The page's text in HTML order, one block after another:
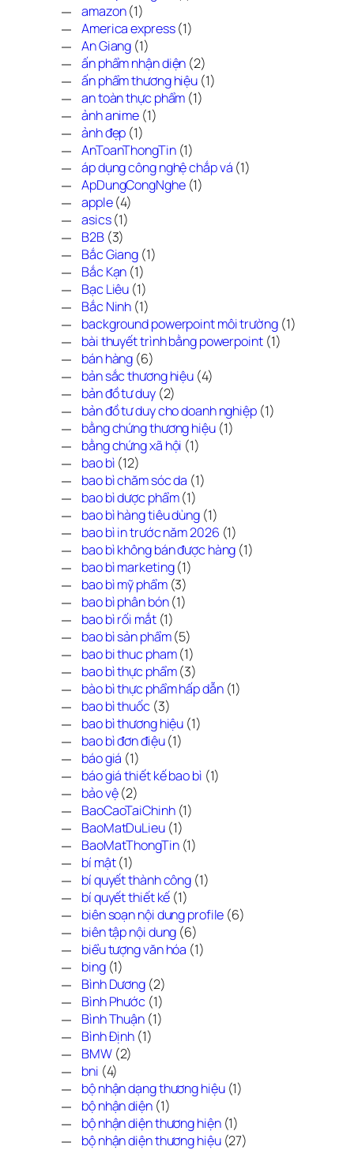
amazon(1)
America express(1)
An Giang (1)
ấn phẩm nhận diện (2)
ấn phẩm thương hiệu (1)
an toàn thực phẩm (1)
ảnh anime (1)
ảnh đẹp (1)
AnToanThongTin(1)
áp dụng công nghệ chắp vá (1)
ApDungCongNghe(1)
apple(4)
asics(1)
B2B(3)
Bắc Giang (1)
Bắc Kạn (1)
Bạc Liêu (1)
Bắc Ninh (1)
background powerpoint môi trường(1)
bài thuyết trình bằng powerpoint(1)
bán hàng (6)
bản sắc thương hiệu (4)
bản đồ tư duy(2)
bản đồ tư duy cho doanh nghiệp (1)
bằng chứng thương hiệu(1)
bằng chứng xã hội (1)
bao bì (12)
bao bì chăm sóc da (1)
bao bì dược phẩm(1)
bao bì hàng tiêu dùng(1)
bao bì in trước năm 2026 (1)
bao bì không bán được hàng (1)
bao bì marketing(1)
bao bì mỹ phẩm(3)
bao bì phân bón(1)
bao bì rối mắt(1)
bao bì sản phẩm(5)
bao bi thuc pham(1)
bao bì thực phẩm(3)
bào bì thực phẩm hấp dẫn(1)
bao bì thuốc (3)
bao bì thương hiệu (1)
bao bì đơn điệu(1)
báo giá (1)
báo giá thiết kế bao bì (1)
bảo vệ(2)
BaoCaoTaiChinh(1)
BaoMatDuLieu(1)
BaoMatThongTin(1)
bí mật(1)
bí quyết thành công (1)
bí quyết thiết kế (1)
biên soạn nội dung profile (6)
biên tập nội dung (6)
biểu tượng văn hóa (1)
bing(1)
Bình Dương (2)
Bình Phước (1)
Bình Thuận (1)
Bình Định (1)
BMW(2)
bni (4)
bộ nhận dạng thương hiệu(1)
bộ nhận diện(1)
bộ nhận diện thương hiện(1)
bộ nhận diện thương hiệu(27)